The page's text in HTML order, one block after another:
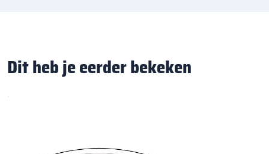
Dit heb je eerder bekeken